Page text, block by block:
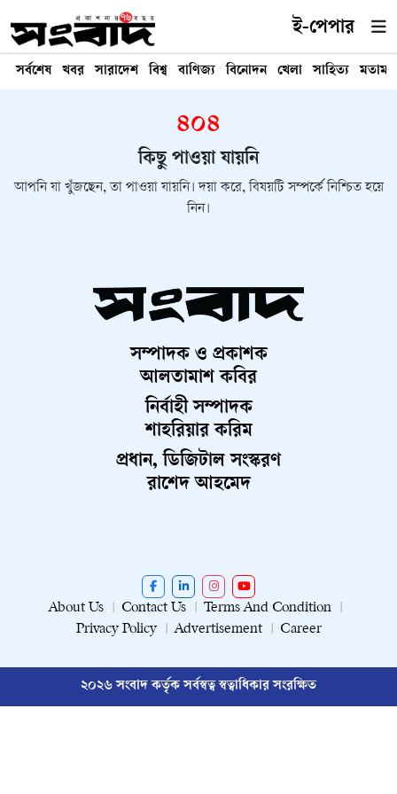
ই-পেপার
সর্বশেষ খবর সারাদেশ বিশ্ব বাণিজ্য বিনোদন খেলা সাহিত্য মতামত
৪০৪
কিছু পাওয়া যায়নি
আপনি যা খুঁজছেন, তা পাওয়া যায়নি। দয়া করে, বিষয়টি সম্পর্কে নিশ্চিত হয়ে
নিন।
সম্পাদক ও প্রকাশক
আলতামাশ কবির
নির্বাহী সম্পাদক
শাহরিয়ার করিম
প্রধান, ডিজিটাল সংস্করণ
রাশেদ আহমেদ
About Us Contact Us
Terms And Condition
Privacy Policy
Advertisement Career
২০২৬ সংবাদ কর্তৃক সর্বস্বত্ব স্বত্বাধিকার সংরক্ষিত